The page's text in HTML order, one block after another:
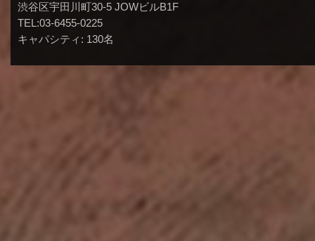
渋谷区宇田川町30-5 JOWビルB1F
TEL:03-6455-0225
キャパシティ: 130名